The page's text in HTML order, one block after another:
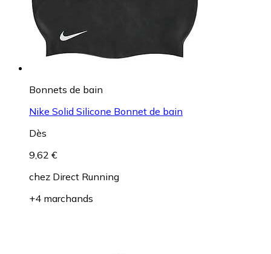
Bonnets de bain
Nike Solid Silicone Bonnet de bain
Dès
9,62 €
chez Direct Running
+4 marchands